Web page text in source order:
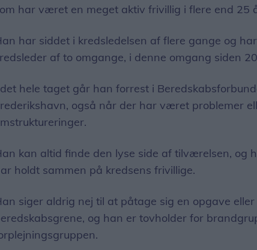
har været en meget aktiv frivillig i flere end 25
har siddet i kredsledelsen af flere gange og
af to omgange, i denne omgang siden
hele taget går han forrest i
også når der har været problemer
kan altid finde den lyse side af tilværelsen, og
holdt sammen på kredsens frivillige.
siger aldrig nej til at påtage sig en opgave
og han er tovholder for